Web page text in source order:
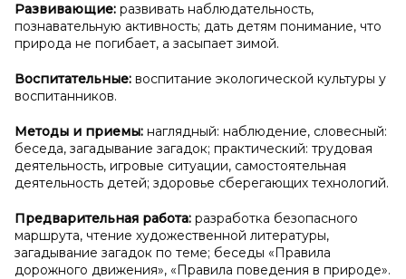
Развивающие: развивать наблюдательность,
познавательную активность; дать детям понимание, что
природа не погибает, а засыпает зимой.
Воспитательные: воспитание экологической культуры у
воспитанников.
Методы и приемы: наглядный: наблюдение, словесный:
беседа, загадывание загадок; практический: трудовая
деятельность, игровые ситуации, самостоятельная
деятельность детей; здоровье сберегающих технологий.
Предварительная работа: разработка безопасного
маршрута, чтение художественной литературы,
загадывание загадок по теме; беседы «Правила
дорожного движения», «Правила поведения в природе».